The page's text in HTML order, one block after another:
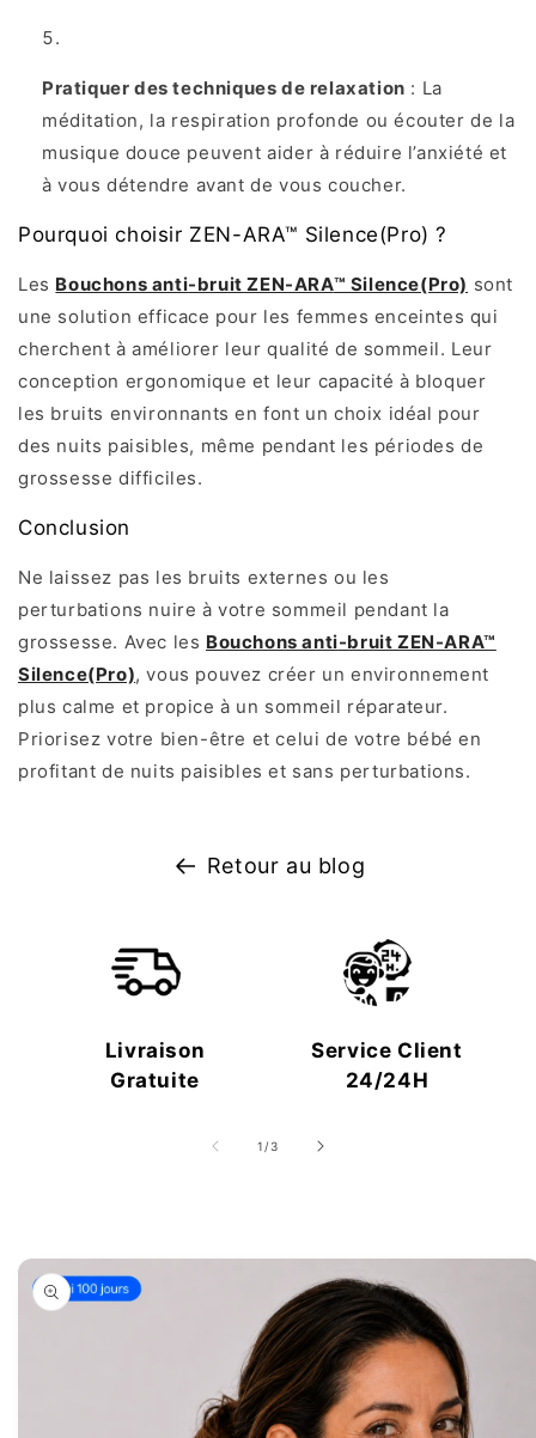
Pratiquer des techniques de relaxation : La
méditation, la respiration profonde ou écouter de la
musique douce peuvent aider à réduire l’anxiété et
à vous détendre avant de vous coucher.
Pourquoi choisir ZEN-ARA™ Silence(Pro) ?
Les Bouchons anti-bruit ZEN-ARA™ Silence(Pro) sont
une solution efficace pour les femmes enceintes qui
cherchent à améliorer leur qualité de sommeil. Leur
conception ergonomique et leur capacité à bloquer
les bruits environnants en font un choix idéal pour
des nuits paisibles, même pendant les périodes de
grossesse difficiles.
Conclusion
Ne laissez pas les bruits externes ou les
perturbations nuire à votre sommeil pendant la
grossesse. Avec les Bouchons anti-bruit ZEN-ARA™
Silence(Pro), vous pouvez créer un environnement
plus calme et propice à un sommeil réparateur.
Priorisez votre bien-être et celui de votre bébé en
profitant de nuits paisibles et sans perturbations.
Retour au blog
Livraison
Gratuite
Service Client
24/24H
1 /de
3
Passer aux
informations
produits